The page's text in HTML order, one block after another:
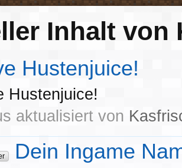
Inhalt von
Hustenjuice!
Hustenjuice!
aktualisiert von
Dein Ingame